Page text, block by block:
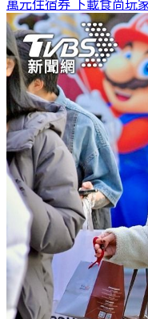
萬元住宿券 下載食尚玩